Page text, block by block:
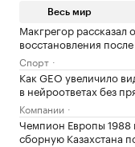
Весь мир
Макгрегор рассказал
восстановления
Спорт
Как GEO увеличило
в нейроответах без
Компании
Чемпион Европы 1988
сборную Казахстана